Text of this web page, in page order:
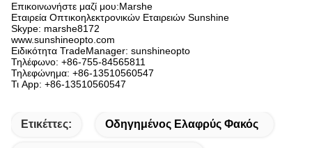
Επικοινωνήστε μαζί μου:Marshe
Εταιρεία Οπτικοηλεκτρονικών Εταιρειών Sunshine
Skype: marshe8172
www.sunshineopto.com
Ειδικότητα TradeManager: sunshineopto
Τηλέφωνο: +86-755-84565811
Τηλεφώνημα: +86-13510560547
Τι App: +86-13510560547
Ετικέττες: Οδηγημένος Ελαφρύς Φακός